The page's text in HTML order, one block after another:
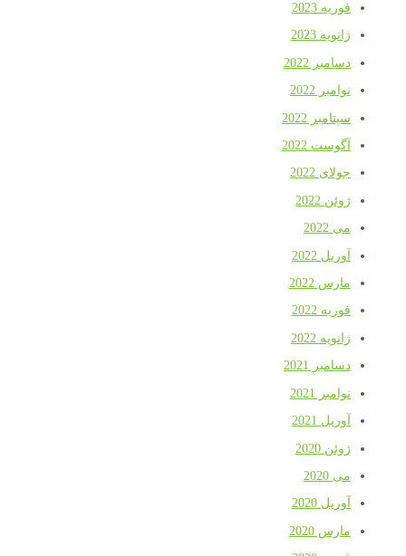
فوریه 2023
ژانویه 2023
دسامبر 2022
نوامبر 2022
سپتامبر 2022
آگوست 2022
جولای 2022
ژوئن 2022
می 2022
آوریل 2022
مارس 2022
فوریه 2022
ژانویه 2022
دسامبر 2021
نوامبر 2021
آوریل 2021
ژوئن 2020
می 2020
آوریل 2020
مارس 2020